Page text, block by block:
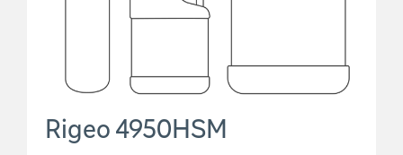
Rigeo 4950HSM